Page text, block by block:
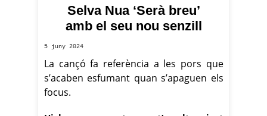
Selva Nua ‘Serà breu’
amb el seu nou senzill
5 juny 2024
La cançó fa referència a les pors que
s’acaben esfumant quan s’apaguen els
focus.